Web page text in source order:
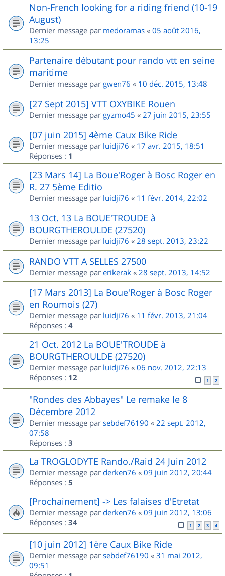
Non-French looking for a riding friend (10-19
August)
Dernier message par medoramas « 05 août 2016,
13:25
Partenaire débutant pour rando vtt en seine
maritime
Dernier message par gwen76 « 10 déc. 2015, 13:48
[27 Sept 2015] VTT OXYBIKE Rouen
Dernier message par gyzmo45 « 27 juin 2015, 23:55
[07 juin 2015] 4ème Caux Bike Ride
Dernier message par luidji76 « 17 avr. 2015, 18:51
Réponses : 1
[23 Mars 14] La Boue'Roger à Bosc Roger en
R. 27 5ème Editio
Dernier message par luidji76 « 11 févr. 2014, 22:02
13 Oct. 13 La BOUE'TROUDE à
BOURGTHEROULDE (27520)
Dernier message par luidji76 « 28 sept. 2013, 23:22
RANDO VTT A SELLES 27500
Dernier message par erikerak « 28 sept. 2013, 14:52
[17 Mars 2013] La Boue'Roger à Bosc Roger
en Roumois (27)
Dernier message par luidji76 « 11 févr. 2013, 21:04
Réponses : 4
21 Oct. 2012 La BOUE'TROUDE à
BOURGTHEROULDE (27520)
Dernier message par luidji76 « 06 nov. 2012, 22:13
Réponses : 12 1 2
"Rondes des Abbayes" Le remake le 8
Décembre 2012
Dernier message par sebdef76190 « 22 sept. 2012,
07:58
Réponses : 3
La TROGLODYTE Rando./Raid 24 Juin 2012
Dernier message par derken76 « 09 juin 2012, 20:44
Réponses : 5
[Prochainement] -> Les falaises d'Etretat
Dernier message par derken76 « 09 juin 2012, 13:06
Réponses : 34 1 2 3 4
[10 juin 2012] 1ère Caux Bike Ride
Dernier message par sebdef76190 « 31 mai 2012,
09:51